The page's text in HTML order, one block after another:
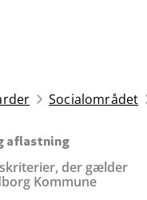
Socialområdet
aflastning
der gælder
Kommune